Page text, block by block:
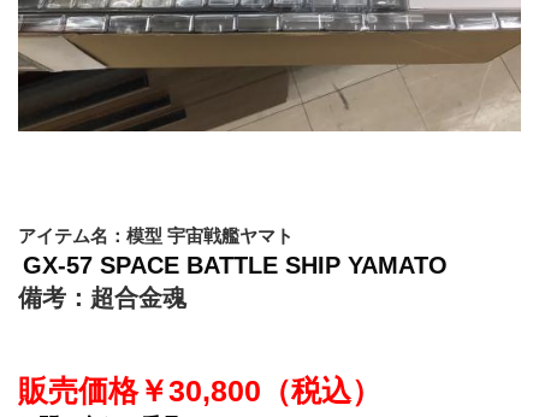
アイテム名：模型 宇宙戦艦ヤマト
GX-57 SPACE BATTLE SHIP YAMATO
備考：超合金魂
販売価格￥30,800（税込）